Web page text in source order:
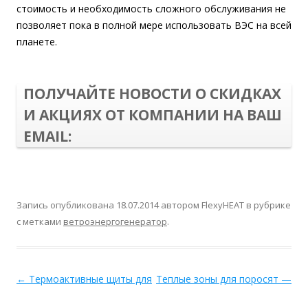
стоимость и необходимость сложного обслуживания не
позволяет пока в полной мере использовать ВЭС на всей
планете.
ПОЛУЧАЙТЕ НОВОСТИ О СКИДКАХ
И АКЦИЯХ ОТ КОМПАНИИ НА ВАШ
EMAIL:
Запись опубликована 18.07.2014автором FlexyHEAT в рубрике
с метками ветроэнергогенератор.
← Термоактивные щиты для Теплые зоны для поросят —